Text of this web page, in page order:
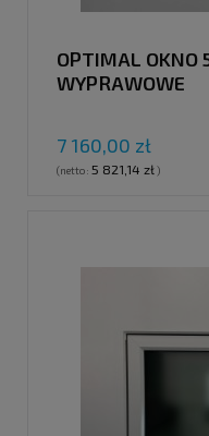
OPTIMAL
WYPRAWOWE
7 160,00 zł
(netto: 5 821,14 zł)